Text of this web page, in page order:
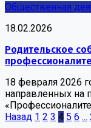
Общественная
18.02.2026
Родительское
18 февраля 2026
направленных на
Назад 1 2 3 4 5 6 ...